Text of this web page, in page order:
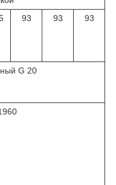
93 93 93
G 20